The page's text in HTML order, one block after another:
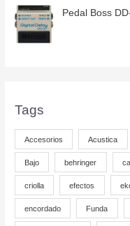
Pedal Boss
Tags
Accesorios Acustica
Bajo behringer
criolla efectos
encordado Funda